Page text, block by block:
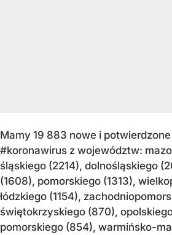
Mamy 19 883 nowe i
#koronawirus z województw:
śląskiego (2214), dolnośląskiego
(1608), pomorskiego (1313),
łódzkiego (1154),
świętokrzyskiego (870),
pomorskiego (854), warmińsko-